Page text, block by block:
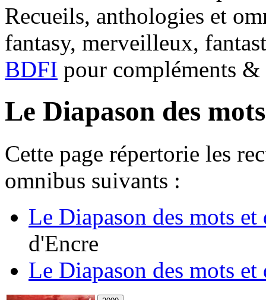
Recueils, anthologies et
fantasy, merveilleux,
BDFI pour compléments
Le Diapason des
Cette page répertorie les
omnibus suivants :
Le Diapason des mots et
d'Encre
Le Diapason des mots et